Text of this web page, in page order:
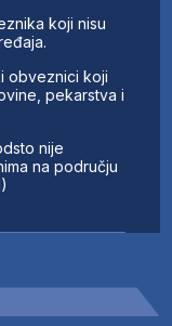
koji nisu
obveznici koji
pekarstva i
nije
na području